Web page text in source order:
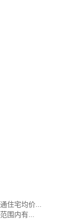
住宅均价...
围内有...